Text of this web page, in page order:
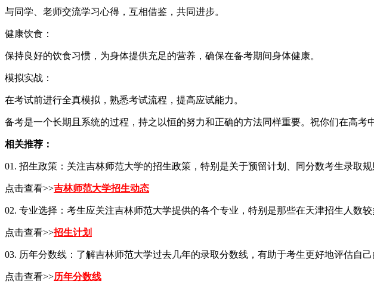
与同学、老师交流学习心得，互相借鉴，共同进步。
健康饮食：
保持良好的饮食习惯，为身体提供充足的营养，确保在备考期间身体健康。
模拟实战：
在考试前进行全真模拟，熟悉考试流程，提高应试能力。
备考是一个长期且系统的过程，持之以恒的努力和正确的方法同样重要。祝你们在高考
相关推荐：
01. 招生政策：关注吉林师范大学的招生政策，特别是关于预留计划、同分数考生录取规
点击查看>>吉林师范大学招生动态
02. 专业选择：考生应关注吉林师范大学提供的各个专业，特别是那些在天津招生人数较
点击查看>>招生计划
03. 历年分数线：了解吉林师范大学过去几年的录取分数线，有助于考生更好地评估自己
点击查看>>历年分数线